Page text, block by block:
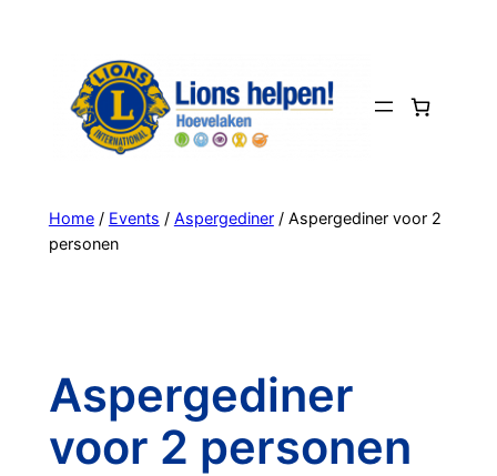
Home/ Events / Aspergediner/ Aspergediner voor 2
personen
Aspergediner
voor 2 personen